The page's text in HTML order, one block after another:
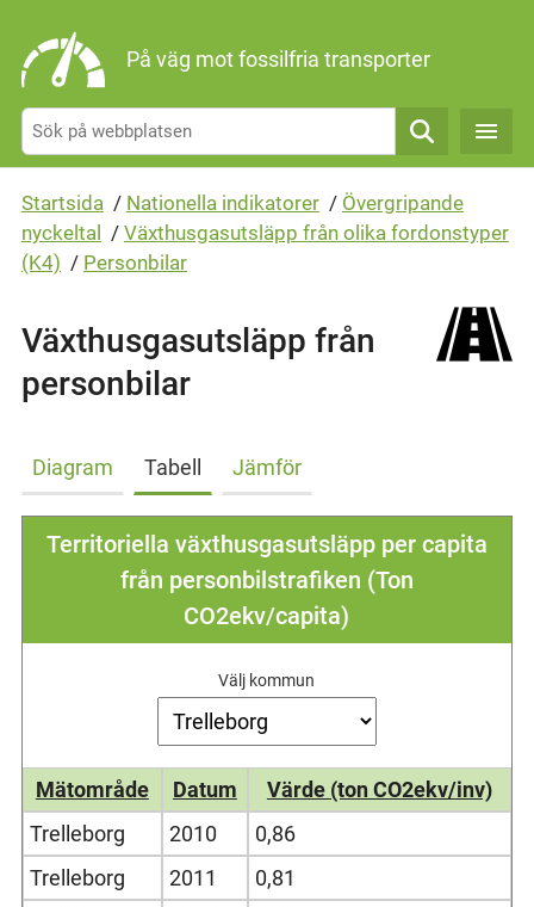
På väg mot fossilfria transporter
Sök
Startsida / Nationella indikatorer / Övergripande
nyckeltal / Växthusgasutsläpp från olika fordonstyper
(K4) / Personbilar
Växthusgasutsläpp från
personbilar
Diagram Tabell Jämför
Territoriella växthusgasutsläpp per capita
från personbilstrafiken (Ton
CO2ekv/capita)
Välj kommun
Mätområde Datum
Värde (ton CO2ekv/inv)
Trelleborg
2010
0,86
Trelleborg
2011
0,81